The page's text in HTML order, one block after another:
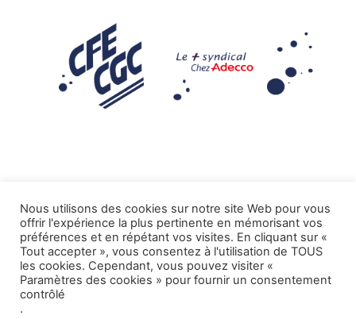
Mentions légales
Tous droits réservés CFE-CGC ADECCO.
Nous utilisons des cookies sur notre site Web pour vous
offrir l'expérience la plus pertinente en mémorisant vos
préférences et en répétant vos visites. En cliquant sur «
Tout accepter », vous consentez à l'utilisation de TOUS
les cookies. Cependant, vous pouvez visiter «
Paramètres des cookies » pour fournir un consentement
contrôlé
.